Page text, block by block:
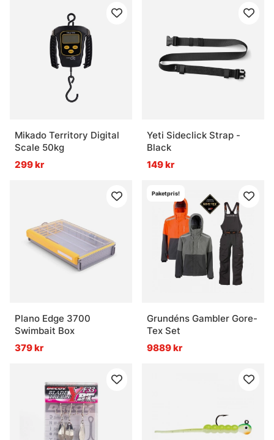
Mikado Territory Digital
Scale 50kg
299 kr
Yeti Sideclick Strap -
Black
149 kr
Plano Edge 3700
Swimbait Box
379 kr
Paketpris!
Grundéns Gambler Gore-
Tex Set
9889 kr